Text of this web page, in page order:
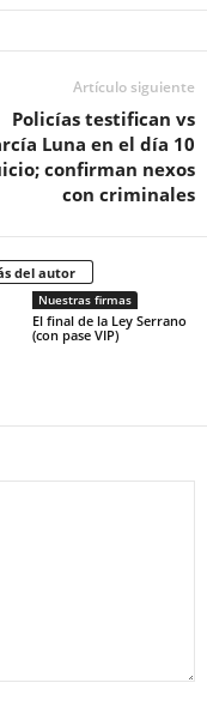
Artículo siguiente
Policías testifican vs
Luna en el día 10
confirman nexos
con criminales
del autor
Nuestras firmas
El final de la Ley Serrano
(con pase VIP)